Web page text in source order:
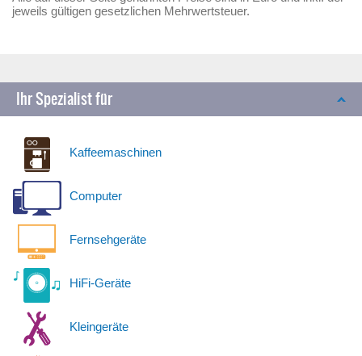
jeweils gültigen gesetzlichen Mehrwertsteuer.
Ihr Spezialist für
Kaffeemaschinen
Computer
Fernsehgeräte
HiFi-Geräte
Kleingeräte